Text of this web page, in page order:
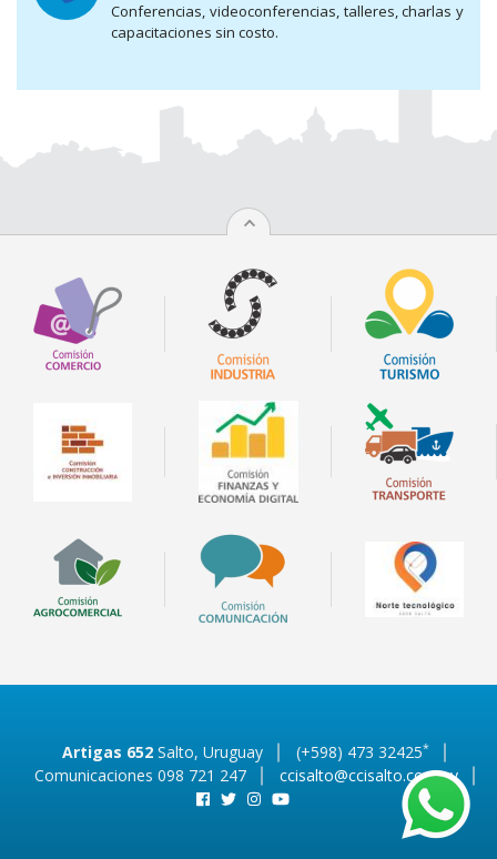
Conferencias, videoconferencias, talleres, charlas y
capacitaciones sin costo.
Artigas 652 Salto, Uruguay (+598) 473 32425*
Comunicaciones 098 721 247 ccisalto@ccisalto.com.uy